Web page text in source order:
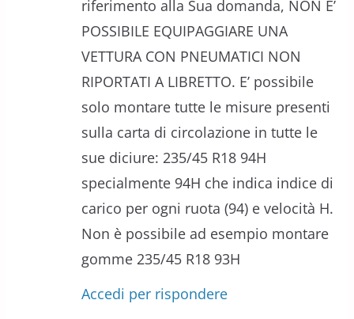
riferimento alla Sua domanda, NON E’
POSSIBILE EQUIPAGGIARE UNA
VETTURA CON PNEUMATICI NON
RIPORTATI A LIBRETTO. E’ possibile
solo montare tutte le misure presenti
sulla carta di circolazione in tutte le
sue diciure: 235/45 R18 94H
specialmente 94H che indica indice di
carico per ogni ruota (94) e velocità H.
Non è possibile ad esempio montare
gomme 235/45 R18 93H
Accedi per rispondere